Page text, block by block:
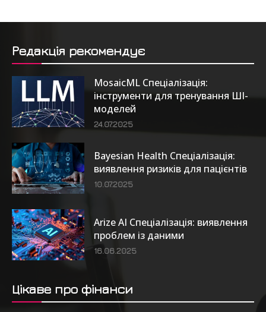
Редакція рекомендує
MosaicML Спеціалізація:
інструменти для тренування ШІ-
моделей
24.07.2025
Bayesian Health Спеціалізація:
виявлення ризиків для пацієнтів
10.07.2025
Arize AI Спеціалізація: виявлення
проблем із даними
16.06.2025
Цікаве про фінанси